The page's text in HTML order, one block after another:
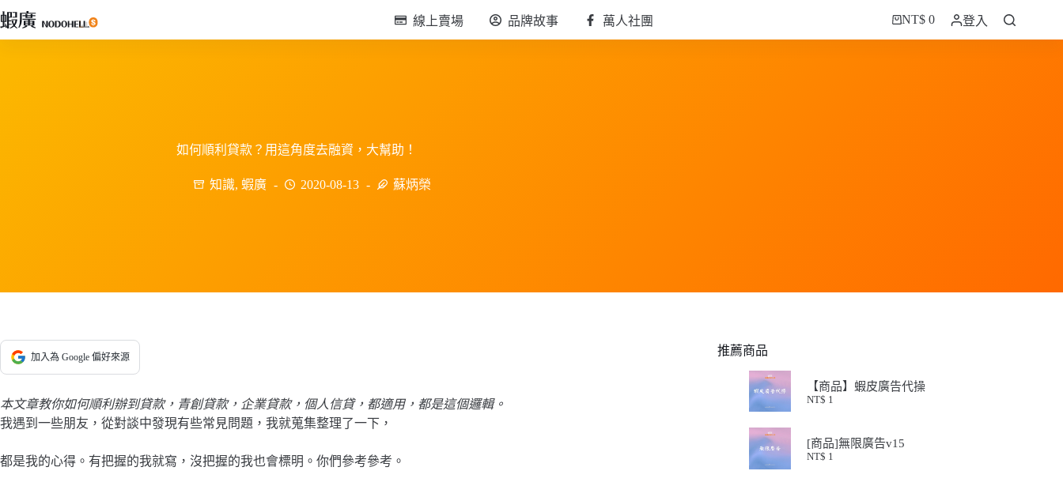
跳
至
線上賣場 品牌故事 萬人社團 NT$ 0 登入
如何順利貸款？用這角度去融資，大幫助！
知識, 蝦廣 2020-08-13 蘇炳榮
加入為 Google 偏好來源
本文章教你如何順利辦到貸款，青創貸款，企業貸款，個人信貸，都適用，都是這個邏輯。
我遇到一些朋友，從對談中發現有些常見問題，我就蒐集整理了一下，
都是我的心得。有把握的我就寫，沒把握的我也會標明。你們參考參考。
推薦商品
【商品】蝦皮廣告代操
NT$ 1
[商品]無限廣告v15
NT$ 1